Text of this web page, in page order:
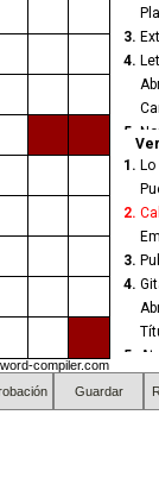
Guardar
3.
4.
5.
8.
9.
10.
1.
2.
3.
4.
5.
compiler.com